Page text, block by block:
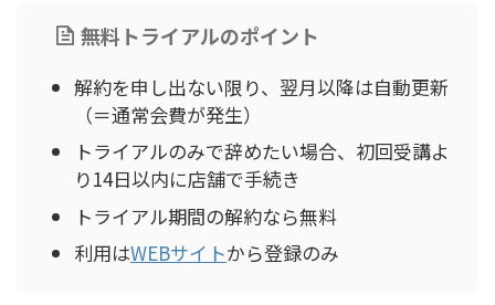
無料トライアルのポイント
解約を申し出ない限り、翌月以降は自動更新
（＝通常会費が発生）
トライアルのみで辞めたい場合、初回受講よ
り14日以内に店舗で手続き
トライアル期間の解約なら無料
利用はWEBサイトから登録のみ